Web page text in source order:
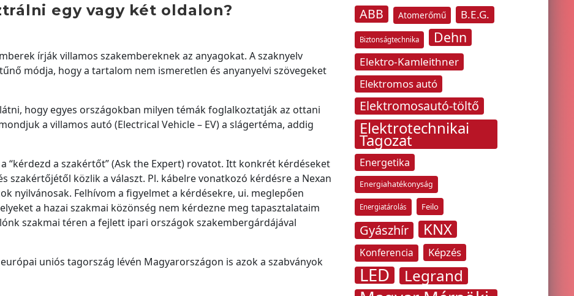
egy vagy két oldalon?
írják villamos szakembereknek az anyagokat. A szaknyelv
módja, hogy a tartalom nem ismeretlen és anyanyelvi szövegeket
hogy egyes országokban milyen témák foglalkoztatják az ottani
a villamos autó (Electrical Vehicle – EV) a slágertéma, addig
“kérdezd a szakértőt” (Ask the Expert) rovatot. Itt konkrét kérdéseket
szakértőjétől közlik a választ. Pl. kábelre vonatkozó kérdésre a Nexan
nyilvánosak. Felhívom a figyelmet a kérdésekre, ui. meglepően
a hazai szakmai közönség nem kérdezne meg tapasztalataim
szakmai téren a fejlett ipari országok szakembergárdájával
uniós tagország lévén Magyarországon is azok a szabványok
ABB Atomerőmű B.E.G.
Biztonságtechnika Dehn
Elektro-Kamleithner
Elektromos autó
Elektromosautó-töltő
Elektrotechnikai
Tagozat
Energetika
Energiahatékonyság
Energiatárolás Feilo
Gyászhír KNX
Konferencia Képzés
LED Legrand